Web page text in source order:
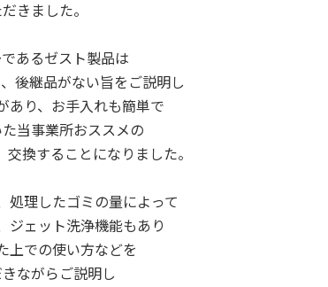
きました。
あるゼスト製品は
後継品がない旨をご説明し
あり、お手入れも簡単で
当事業所おススメの
交換することになりました。
処理したゴミの量によって
ジェット洗浄機能もあり
上での使い方などを
ながらご説明し